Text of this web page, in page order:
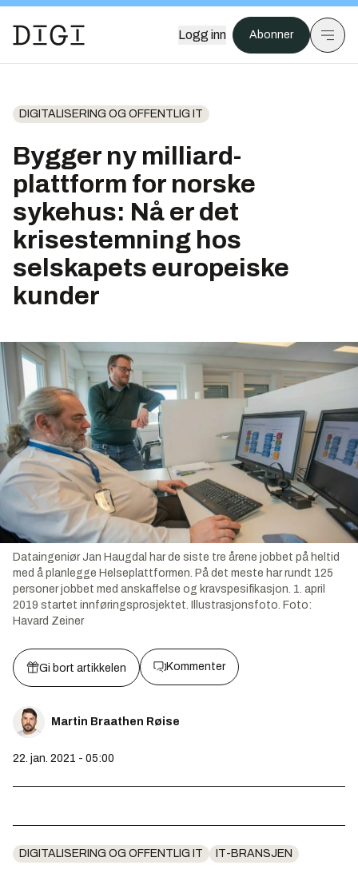
Logg inn Abonner
DIGITALISERING OG OFFENTLIG IT
Bygger ny milliard-
plattform for norske
sykehus: Nå er det
krisestemning hos
selskapets europeiske
kunder
Dataingeniør Jan Haugdal har de siste tre årene jobbet på heltid
med å planlegge Helseplattformen. På det meste har rundt 125
personer jobbet med anskaffelse og kravspesifikasjon. 1. april
2019 startet innføringsprosjektet. Illustrasjonsfoto. Foto:
Havard Zeiner
Gi bort artikkelen Kommenter
Martin Braathen Røise
22. jan. 2021 - 05:00
DIGITALISERING OG OFFENTLIG IT IT-BRANSJEN